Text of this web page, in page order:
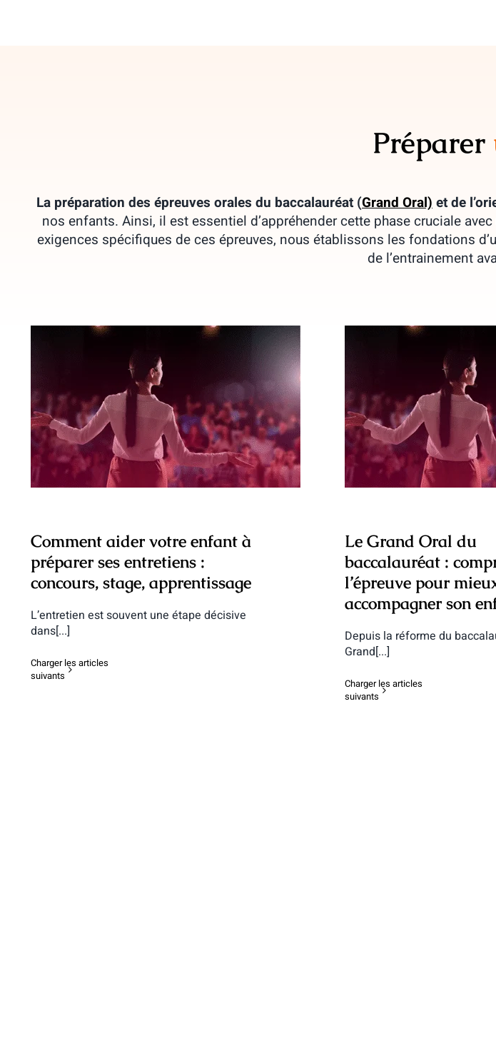
Préparer
La préparation des épreuves orales du baccalauréat (Grand Oral)et de
nos enfants. Ainsi, il est essentiel d’appréhender cette phase cruciale
exigences spécifiques de ces épreuves, nous établissons les fondations
de l’entrainement
Comment aider votre enfant à préparer
ses entretiens : concours, stage,
apprentissage
Comment aider votre enfant à
préparer ses entretiens :
concours, stage, apprentissage
L’entretien est souvent une étape décisive
dans[...]
Charger les articles
suivants
Le Grand Oral du
comprendre
accompagner
Le Grand Oral du
baccalauréat :
l’épreuve pour
accompagner son
Depuis la réforme du
Grand[...]
Charger les articles
suivants